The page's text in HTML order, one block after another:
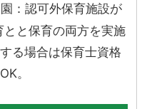
：認可外保育施設が
と保育の両方を実施
る場合は保育士資格
。